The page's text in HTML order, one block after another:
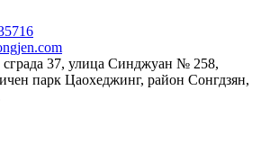
сграда 37, улица Синджуан № 258,
парк Цаохеджинг, район Сонгдзян,